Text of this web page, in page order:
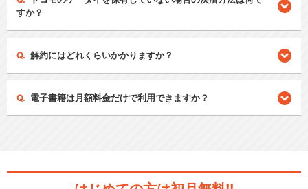
すか？
解約にはどれくらいかかりますか？
電子書籍は月額料金だけで利用できますか？